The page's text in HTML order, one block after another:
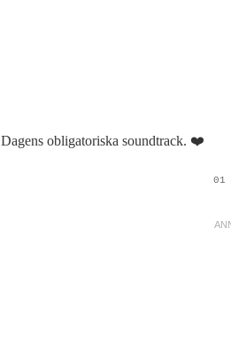
Dagens obligatoriska soundtrack. ❤️
01